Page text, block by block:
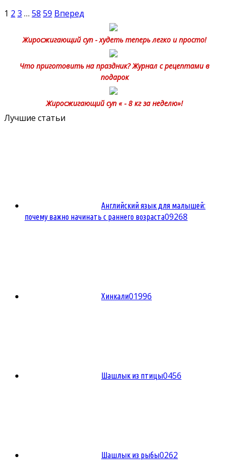
Пагинация
1 2 3 … 58 59 Вперед
Жиросжигающий суп - худеть теперь легко и просто!
Что приготовить на праздник? Журнал с рецептами в
подарок
Жиросжигающий суп « - 8 кг за неделю»!
Лучшие статьи
Английский язык для малышей:
почему важно начинать с раннего возраста09268
Хинкали01996
Шашлык из птицы0456
Шашлык из рыбы0262